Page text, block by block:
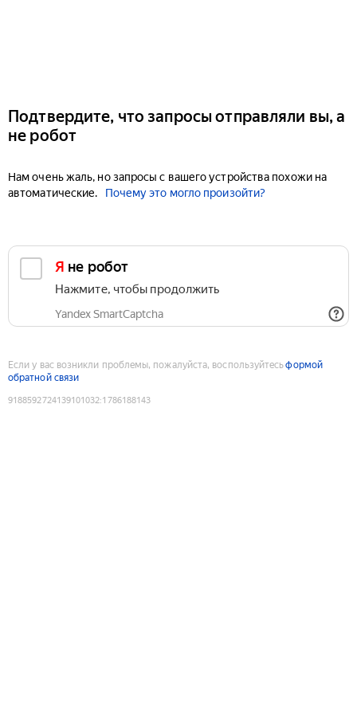
Подтвердите, что запросы отправляли вы, а
не робот
Нам очень жаль, но запросы с вашего устройства похожи на
автоматические.
Почему это могло произойти?
Я не робот
Нажмите, чтобы продолжить
Yandex SmartCaptcha
Если у вас возникли проблемы, пожалуйста, воспользуйтесьформой
обратной связи
9188592724139101032:1786188143